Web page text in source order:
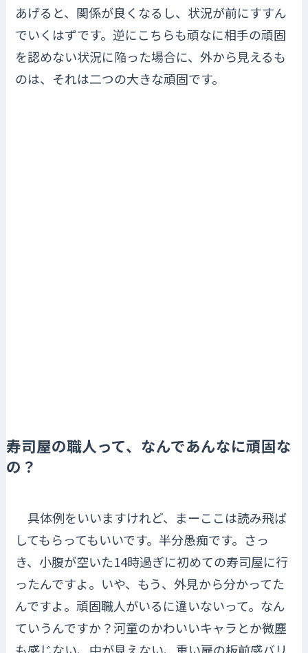
あげると、関係が良くなるし、状況が前にすすん
でいくはずです。逆にこちらも頑なに相手の頑固
を認めない状況に陥った場合に、外から見えるも
のは、それは二つの大きな頑固です。
寿司屋の職人って、なんであんなに頑固な
の？
具体例をいいますけれど、まーここは読み飛ば
してもらってもいいです。半分愚痴です。さっ
き、小腹が空いた14時過ぎに初めての寿司屋に行
ったんですよ。いや、もう、外見から分かってた
んですよ。頑固職人がいるに違いないって。なん
ていうんですか？河童のかわいいキャラとか微塵
も感じない、中が見えない、重い扉の板前感バリ